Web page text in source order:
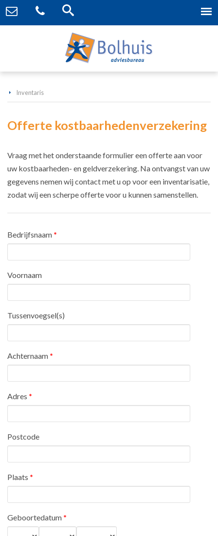
Inventaris
Offerte kostbaarhedenverzekering
Vraag met het onderstaande formulier een offerte aan voor
uw kostbaarheden- en geldverzekering. Na ontvangst van uw
gegevens nemen wij contact met u op voor een inventarisatie,
zodat wij een scherpe offerte voor u kunnen samenstellen.
Bedrijfsnaam *
Voornaam
Tussenvoegsel(s)
Achternaam *
Adres *
Postcode
Plaats *
Geboortedatum *